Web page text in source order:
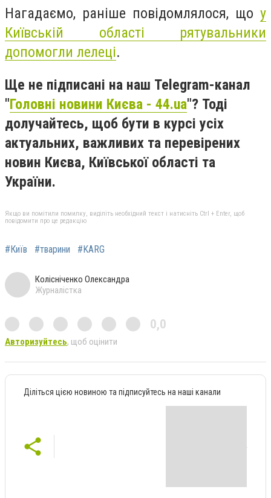
Нагадаємо, раніше повідомлялося, що у
Київській області рятувальники
допомогли лелеці.
Ще не підписані на наш Telegram-канал
"Головні новини Києва - 44.ua"? Тоді
долучайтесь, щоб бути в курсі усіх
актуальних, важливих та перевірених
новин Києва, Київської області та
України.
Якщо ви помітили помилку, виділіть необхідний текст і натисніть Ctrl + Enter, щоб
повідомити про це редакцію
#Київ #тварини #KARG
Колісніченко Олександра
Журналістка
0,0
Авторизуйтесь, щоб оцінити
Діліться цією новиною та підписуйтесь на наші канали